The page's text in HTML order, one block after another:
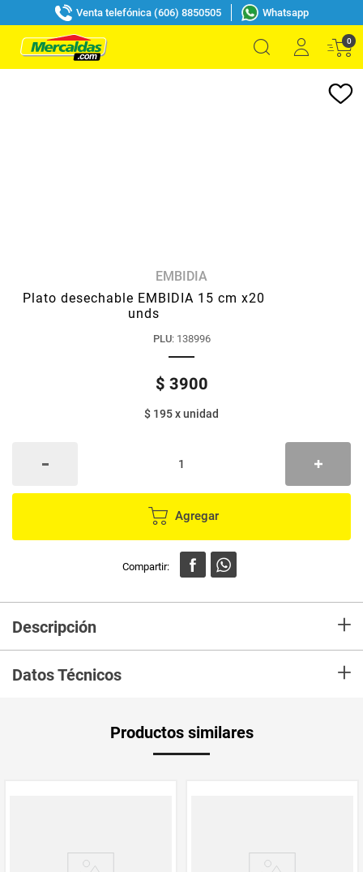
Venta telefónica (606) 8850505 Whatsapp
0
EMBIDIA
Plato desechable EMBIDIA 15 cm x20
unds
PLU: 138996
$ 3900
$ 195xunidad
Agregar
Descripción +
Datos Técnicos +
Productos similares